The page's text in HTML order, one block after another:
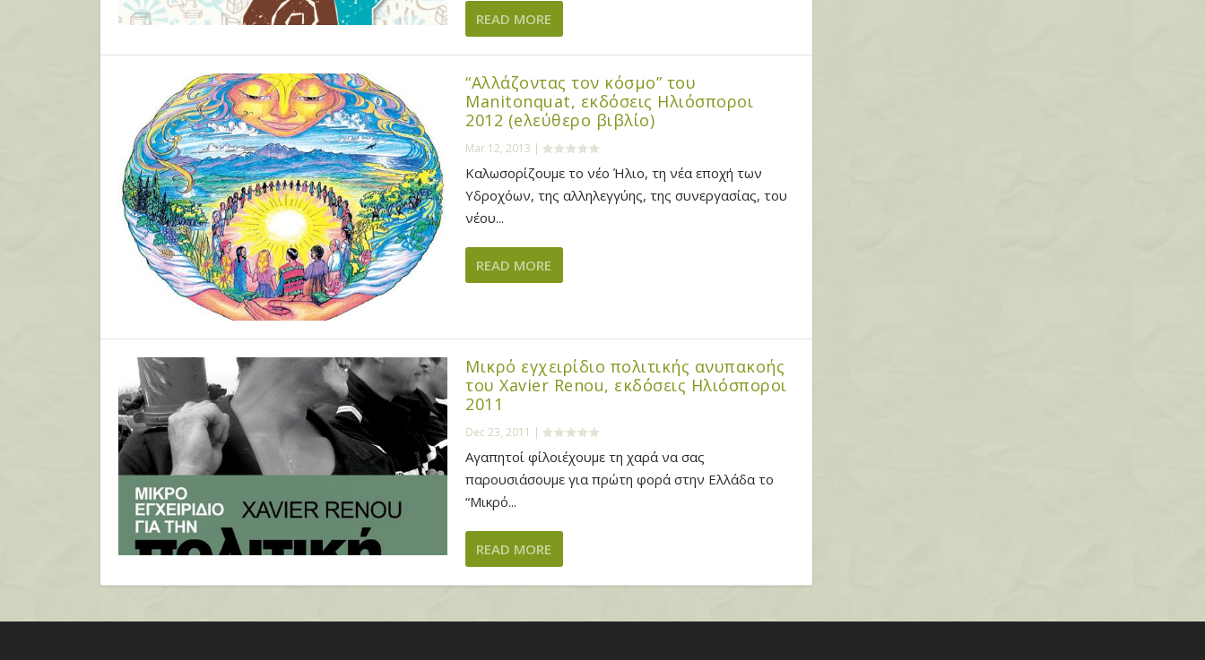
READ MORE
“Αλλάζοντας τον κόσμο” του
Manitonquat, εκδόσεις Ηλιόσποροι
2012 (eλεύθερο βιβλίο)
Mar 12, 2013 |
Καλωσορίζουμε το νέο Ήλιο, τη νέα εποχή των
Υδροχόων, της αλληλεγγύης, της συνεργασίας, του
νέου...
READ MORE
Μικρό εγχειρίδιο πολιτικής ανυπακοής
του Xavier Renou, εκδόσεις Ηλιόσποροι
2011
Dec 23, 2011 |
Αγαπητοί φίλοιέχουμε τη χαρά να σας
παρουσιάσουμε για πρώτη φορά στην Ελλάδα το
“Μικρό...
READ MORE